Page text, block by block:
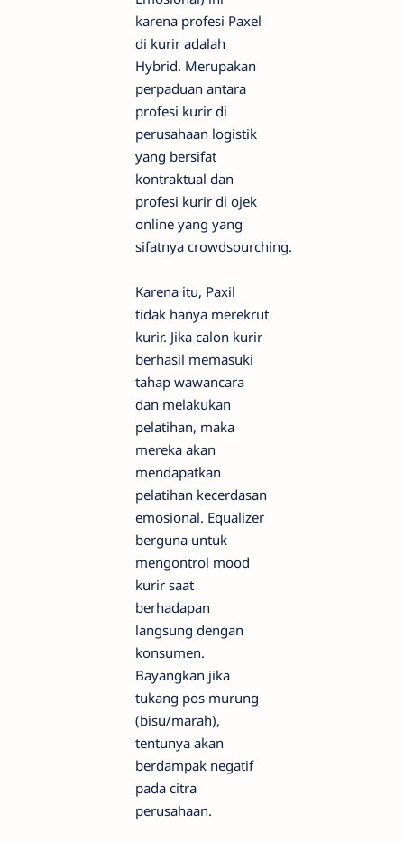
karena profesi Paxel
di kurir adalah
Hybrid. Merupakan
perpaduan antara
profesi kurir di
perusahaan logistik
yang bersifat
kontraktual dan
profesi kurir di ojek
online yang yang
sifatnya crowdsourching.
Karena itu, Paxil
tidak hanya merekrut
kurir. Jika calon kurir
berhasil memasuki
tahap wawancara
dan melakukan
pelatihan, maka
mereka akan
mendapatkan
pelatihan kecerdasan
emosional. Equalizer
berguna untuk
mengontrol mood
kurir saat
berhadapan
langsung dengan
konsumen.
Bayangkan jika
tukang pos murung
(bisu/marah),
tentunya akan
berdampak negatif
pada citra
perusahaan.